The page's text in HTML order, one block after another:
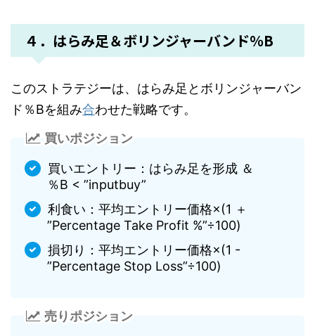
４．はらみ足＆ボリンジャーバンド％B
このストラテジーは、はらみ足とボリンジャーバン
ド％Bを組み合わせた戦略です。
買いポジション
買いエントリー：はらみ足を形成 ＆
％B < ”inputbuy”
利食い：平均エントリー価格×(1 ＋
”Percentage Take Profit %”÷100)
損切り：平均エントリー価格×(1 -
”Percentage Stop Loss”÷100)
売りポジション